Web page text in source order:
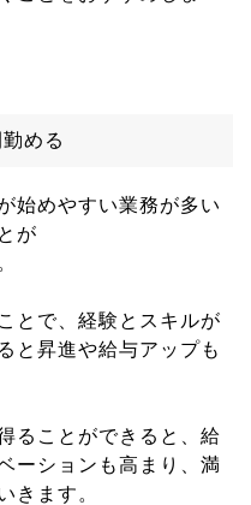
める
始めやすい業務が多い
が
とで、経験とスキルが
と昇進や給与アップも
ることができると、給
ーションも高まり、満
きます。